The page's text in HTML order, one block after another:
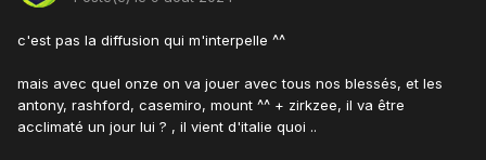
c'est pas la diffusion qui m'interpelle ^^
mais avec quel onze on va jouer avec tous nos blessés, et les
antony, rashford, casemiro, mount ^^ + zirkzee, il va être
acclimaté un jour lui ? , il vient d'italie quoi ..